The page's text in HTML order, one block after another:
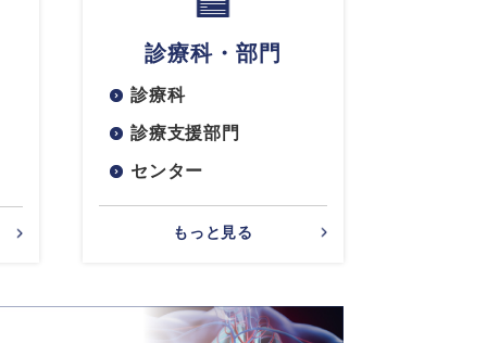
診療科・部門
診療科
診療支援部門
センター
もっと見る